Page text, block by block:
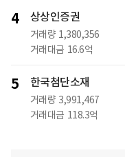
4 상상인증권
거래량 1,380,356
거래대금 16.6억
5 한국첨단소재
거래량 3,991,467
거래대금 118.3억